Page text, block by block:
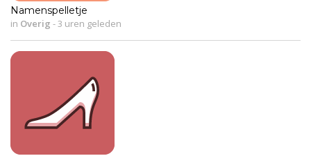
Namenspelletje
in Overig -3 uren geleden